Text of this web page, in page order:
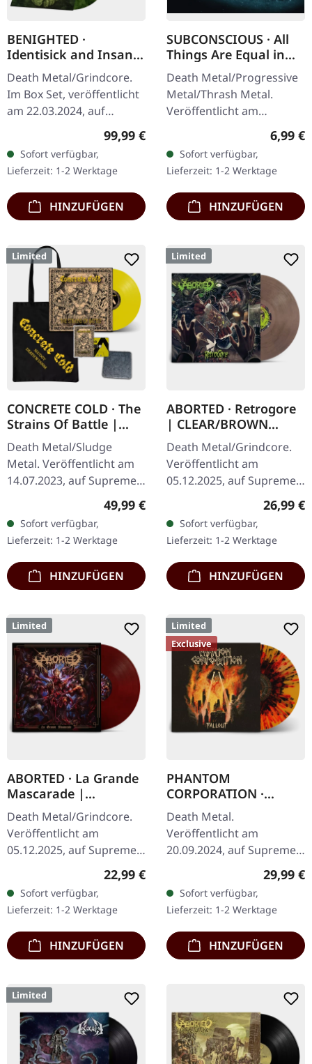
BENIGHTED ·
Identisick and Insane
Cephalic Production |
INSANE WOODEN
BOXSET
Death Metal/Grindcore.
Im Box Set, veröffentlicht
am 22.03.2024, auf
Supreme Chaos Records.
Schwere graue Holzbox
mit den Alben 'Identisick'
und…
Regulärer Preis:
99,99 €
Sofort verfügbar,
Lieferzeit: 1-2 Werktage
HINZUFÜGEN
SUBCONSCIOUS · All
Things Are Equal in
Death | CD
Death Metal/Progressive
Metal/Thrash Metal.
Veröffentlicht am
08.08.2008, auf Supreme
Chaos Records. CD im
Jewelcase mit 8-seitigem
Booklet.…
6,99 €
Sofort verfügbar,
Lieferzeit: 1-2 Werktage
HINZUFÜGEN
Limited
CONCRETE COLD · The
Strains Of Battle |
VINYL BUNDLE
Death Metal/Sludge
Metal. Veröffentlicht am
14.07.2023, auf Supreme
Chaos Records. SCR-
exklusives Bundle, 50
Exemplare, bestehend
aus: · Gelbes Vinyl…
Regulärer Preis:
49,99 €
Sofort verfügbar,
Lieferzeit: 1-2 Werktage
HINZUFÜGEN
Limited
ABORTED · Retrogore
| CLEAR/BROWN
MARBLED LP
Death Metal/Grindcore.
Veröffentlicht am
05.12.2025, auf Supreme
Clear/Braun "Zombified
Cream" marmoriertes
Vinyl. Limitiert auf 200…
26,99 €
Sofort verfügbar,
Lieferzeit: 1-2 Werktage
HINZUFÜGEN
Limited
ABORTED · La Grande
Mascarade |
TRANSPARENT
RED/BLACK LP
Death Metal/Grindcore.
Veröffentlicht am
05.12.2025, auf Supreme
Chaos Records. Zum
ersten Mal auf Vinyl mit
speziellem Mastering
extra für Vinyl.…
Regulärer Preis:
22,99 €
Sofort verfügbar,
Lieferzeit: 1-2 Werktage
HINZUFÜGEN
Limited
Exclusive
PHANTOM
CORPORATION ·
Fallout | FIRE
SPLATTER LP
Death Metal.
Veröffentlicht am
20.09.2024, auf Supreme
Chaos Records. SCR-
exklusives 'Fire Splatter'
Vinyl mit Insert, limitiert
auf 150…
29,99 €
Sofort verfügbar,
Lieferzeit: 1-2 Werktage
HINZUFÜGEN
Limited